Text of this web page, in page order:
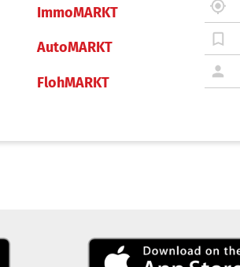
ImmoMARKT
AutoMARKT
FlohMARKT